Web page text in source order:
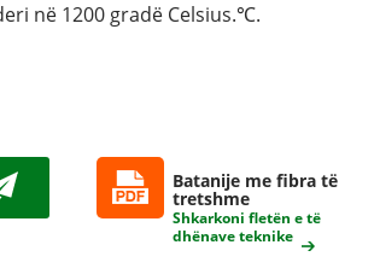
në 1200 gradë Celsius.℃.
Batanije me fibra të
tretshme
Shkarkoni fletën e të
dhënave teknike